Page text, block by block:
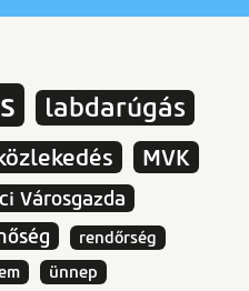
labdarúgás
MVK
Városgazda
rendőrség
ünnep